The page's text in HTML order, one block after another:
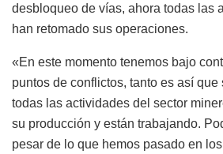
desbloqueo de vías, ahora todas las
han retomado sus operaciones.
«En este momento tenemos bajo
puntos de conflictos, tanto es así
todas las actividades del sector
su producción y están trabajando.
pesar de lo que hemos pasado en